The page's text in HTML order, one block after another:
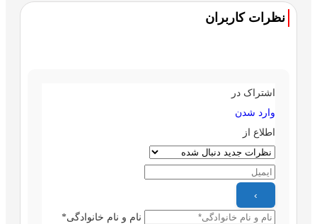
نظرات کاربران
اشتراک در
وارد شدن
اطلاع از
نام و نام خانوادگی*